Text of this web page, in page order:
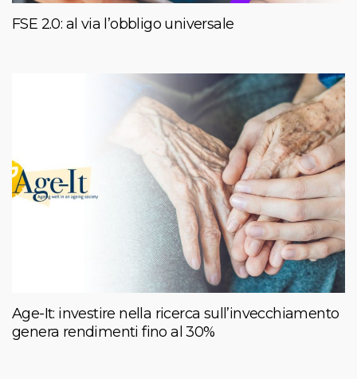
FSE 2.0: al via l’obbligo universale
Age-It: investire nella ricerca sull’invecchiamento
genera rendimenti fino al 30%